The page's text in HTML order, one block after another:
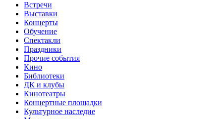
Встречи
Выставки
Концерты
Обучение
Спектакли
Праздники
Прочие события
Кино
Библиотеки
ДК и клубы
Кинотеатры
Концертные площадки
Культурное наследие